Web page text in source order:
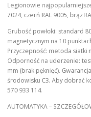
Legionowie
7024, czerń RAL 9005, brąz
Grubość powłoki: standard
magnetycznym na 10
Przyczepność: metoda siatki
Odporność na uderzenie:
mm (brak pęknięć).
środowisku C3. Aby dobrać
570 933 114.
AUTOMATYKA –